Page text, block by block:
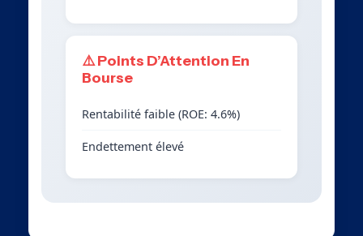
⚠️ Points D’Attention En
Bourse
Rentabilité faible (ROE: 4.6%)
Endettement élevé